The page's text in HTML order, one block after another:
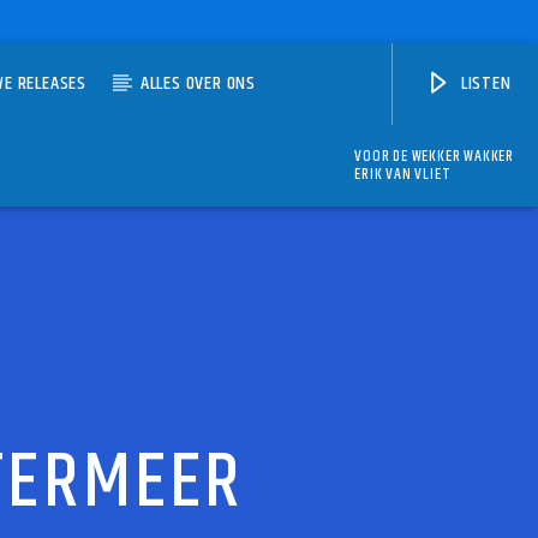
RELEASES ALLES OVER ONS LISTEN
VOOR DE WEKKER WAKKER
ERIK VAN VLIET